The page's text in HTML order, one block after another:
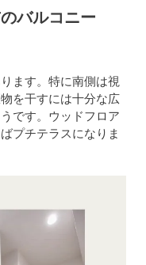
バルコニー
ます。特に南側は視
を干すには十分な広
です。ウッドフロア
プチテラスになりま